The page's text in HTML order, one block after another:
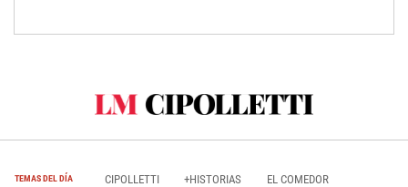
TEMAS DEL DÍA CIPOLLETTI +HISTORIAS EL COMEDOR